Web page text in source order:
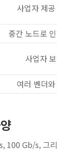
사업자 제
중간 노드로
사업자
여러 벤더
Gb/s, 그